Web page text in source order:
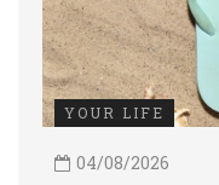
YOUR LIFE
04/08/2026